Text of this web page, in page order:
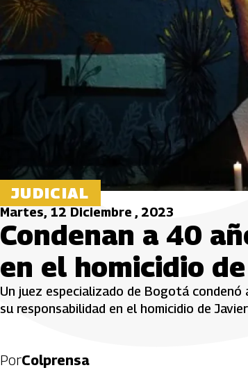
JUDICIAL
Martes, 12 Diciembre , 2023
Condenan a 40
en el homicidio
Un juez especializado de Bogotá
su responsabilidad en el homicidio de
PorColprensa